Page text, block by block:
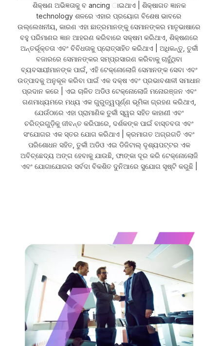
ଶିକ୍ଷଣ ଅଭିଜ୍ଞତାକୁ ବ ancing ାଇଥାଏ | ଶିକ୍ଷାଗତ ଜ୍ଞାନକ
technology ଶଳରେ ଏହାର ପ୍ରୟୋଗ ବିଶେଷ ଭାବରେ
ଉଲ୍ଲେଖନୀୟ, କାରଣ ଏହା ଛାତ୍ରମାନଙ୍କୁ ସେମାନଙ୍କର ମାତୃଭାଷାରେ
ବହୁ ପରିମାଣର ଜ୍ଞାନ ଆହରଣ କରିବାରେ ସକ୍ଷମ କରିଥାଏ, ଶିକ୍ଷଣରେ
ଅନ୍ତର୍ଭୂକ୍ତତା ଏବଂ ବିବିଧତାକୁ ପ୍ରୋତ୍ସାହିତ କରିଥାଏ | ଅଧିକନ୍ତୁ, ତୁର୍କୀ
ବଜାରରେ ସେମାନଙ୍କର ସମ୍ପ୍ରସାରଣ କରିବାକୁ ଚାହୁଁଥିବା
ବ୍ୟବସାୟୀମାନଙ୍କ ପାଇଁ, ଏହି ଟେକ୍ନୋଲୋଜି ସେମାନଙ୍କ ସେବା ଏବଂ
ଉତ୍ପାଦକୁ ଅନୁକୂଳ କରିବା ପାଇଁ ଏକ ଦକ୍ଷ ଏବଂ ପ୍ରଭାବଶାଳୀ ସମାଧାନ
ପ୍ରଦାନ କରେ | ଏଇ ଚାଳିତ ଅଡିଓ ଟେକ୍ନୋଲୋଜି ମନୋରଞ୍ଜନ ଏବଂ
ଗଣମାଧ୍ୟମରେ ମଧ୍ୟ ଏକ ଗୁରୁତ୍ୱପୂର୍ଣ୍ଣ ଭୂମିକା ଗ୍ରହଣ କରିଥାଏ,
ଯେଉଁଠାରେ ଏହା ପ୍ରାମାଣିକ ତୁର୍କୀ ସ୍ୱର ସହିତ କାହାଣୀ ଏବଂ
ଚରିତ୍ରଗୁଡ଼ିକୁ ଜୀବନ୍ତ କରିପାରେ, ଦର୍ଶକଙ୍କ ପାଇଁ ବାସ୍ତବତା ଏବଂ
ସଂଯୋଗର ଏକ ସ୍ତର ଯୋଗ କରିଥାଏ | କ୍ରମାଗତ ଅଗ୍ରଗତି ଏବଂ
ପରିଶୋଧନ ସହିତ, ତୁର୍କୀ ଅଡିଓ ଏଇ ଡିଜିଟାଲ୍ ଦୃଶ୍ୟପଟ୍ଟର ଏକ
ଅବିଚ୍ଛେଦ୍ୟ ଅଙ୍ଗ ହେବାକୁ ଯାଉଛି, ଫାଙ୍କା ଦୂର କରି ଟେକ୍ନୋଲୋଜି
ଏବଂ ଯୋଗାଯୋଗର ସର୍ବଦା ବିକଶିତ ଦୁନିଆରେ ସୁଯୋଗ ସୃଷ୍ଟି କରୁଛି |